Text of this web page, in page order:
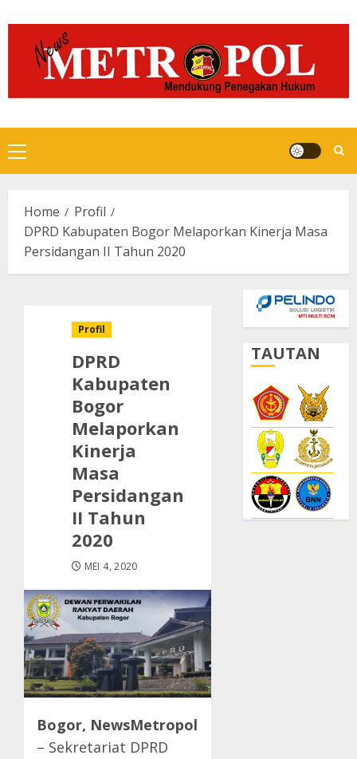
to
content
Primary
Menu
Home
Profil
DPRD Kabupaten Bogor Melaporkan Kinerja Masa
Persidangan II Tahun 2020
Profil
DPRD
Kabupaten
Bogor
Melaporkan
Kinerja
Masa
Persidangan
II Tahun
2020
MEI 4, 2020
Bogor, NewsMetropol
– Sekretariat DPRD
TAUTAN